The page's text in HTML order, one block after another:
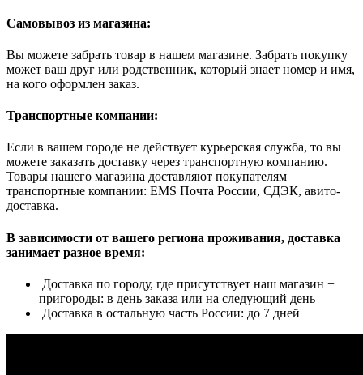
Самовывоз из магазина:
Вы можете забрать товар в нашем магазине. Забрать покупку
может ваш друг или родственник, который знает номер и имя,
на кого оформлен заказ.
Транспортные компании:
Если в вашем городе не действует курьерская служба, то вы
можете заказать доставку через транспортную компанию.
Товары нашего магазина доставляют покупателям
транспортные компании: EMS Почта России, СДЭК, авито-
доставка.
В зависимости от вашего региона проживания, доставка
занимает разное время:
Доставка по городу, где присутствует наш магазин +
пригороды: в день заказа или на следующий день
Доставка в остальную часть России: до 7 дней